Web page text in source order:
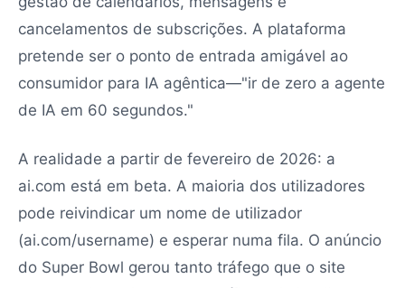
cancelamentos de subscrições. A plataforma
pretende ser o ponto de entrada amigável ao
consumidor para IA agêntica—"ir de zero a agente
de IA em 60 segundos."
A realidade a partir de fevereiro de 2026: a
ai.com está em beta. A maioria dos utilizadores
pode reivindicar um nome de utilizador
(ai.com/username) e esperar numa fila. O anúncio
do Super Bowl gerou tanto tráfego que o site